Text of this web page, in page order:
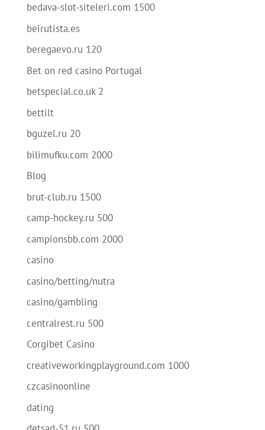
bedava-slot-siteleri.com 1500
beirutista.es
beregaevo.ru 120
Bet on red casino Portugal
betspecial.co.uk 2
bettilt
bguzel.ru 20
bilimufku.com 2000
Blog
brut-club.ru 1500
camp-hockey.ru 500
campionsbb.com 2000
casino
casino/betting/nutra
casino/gambling
centralrest.ru 500
Corgibet Casino
creativeworkingplayground.com 1000
czcasinoonline
dating